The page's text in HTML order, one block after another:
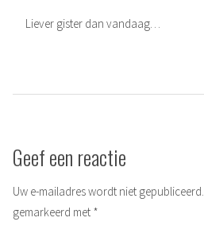
Liever gister dan vandaag…
Geef een reactie
Uw e-mailadres wordt niet gepubliceerd.
gemarkeerd met *